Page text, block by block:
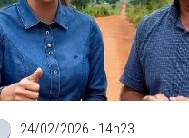
24/02/2026 - 14h23